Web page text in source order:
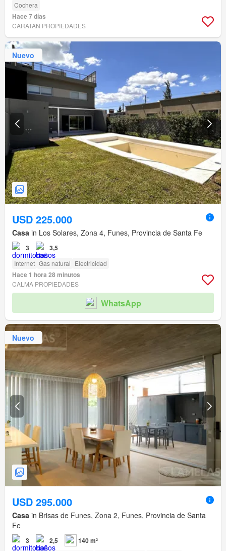
Cochera
Hace 7 días
CARATAN PROPIEDADES
Nuevo
USD 225.000
Casa in Los Solares, Zona 4, Funes, Provincia de Santa Fe
3 3,5
Internet Gas natural Electricidad
Hace 1 hora 28 minutos
CALMA PROPIEDADES
WhatsApp
Nuevo
USD 295.000
Casa in Brisas de Funes, Zona 2, Funes, Provincia de Santa
Fe
3 2,5 140 m²